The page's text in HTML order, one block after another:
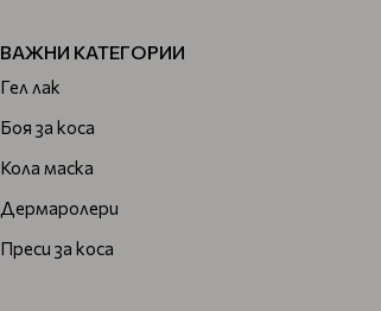
ВАЖНИ КАТЕГОРИИ
Гел лак
Боя за коса
Кола маска
Дермаролери
Преси за коса